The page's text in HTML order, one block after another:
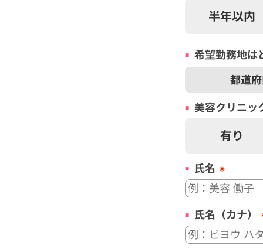
半年以内
希望勤務地は
美容クリニッ
有り
氏名 ※
氏名（カナ）